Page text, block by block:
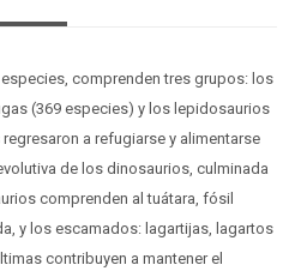
comprenden tres grupos: los
(369 especies) y los lepidosaurios
a refugiarse y alimentarse
de los dinosaurios, culminada
comprenden al tuátara, fósil
y los escamados: lagartijas, lagartos
contribuyen a mantener el